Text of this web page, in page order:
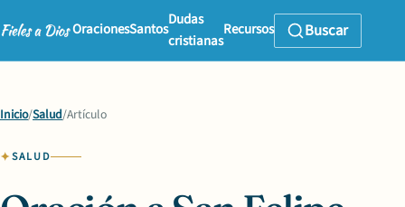
OracionesSantos
Dudas
cristianas
Recursos Buscar
Inicio/Salud/Artículo
SALUD